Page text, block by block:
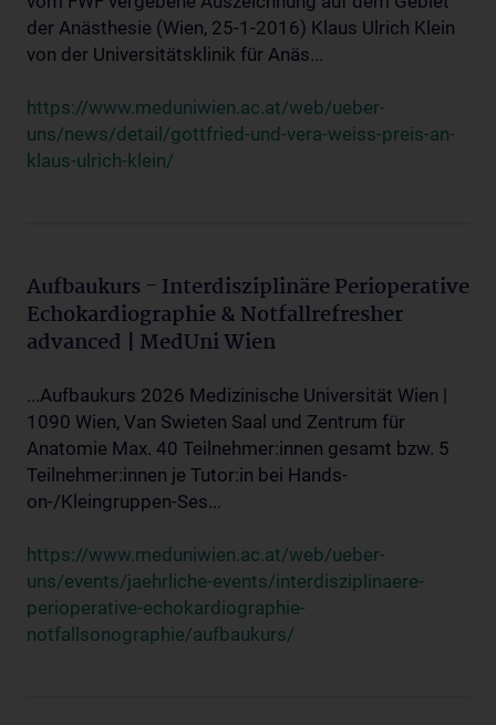
der Anästhesie (Wien, 25-1-2016) Klaus Ulrich Klein
von der Universitätsklinik für Anäs...
https://www.meduniwien.ac.at/web/ueber-
uns/news/detail/gottfried-und-vera-weiss-preis-an-
klaus-ulrich-klein/
Aufbaukurs - Interdisziplinäre Perioperative
Echokardiographie & Notfallrefresher
advanced | MedUni Wien
...Aufbaukurs 2026 Medizinische Universität Wien |
1090 Wien, Van Swieten Saal und Zentrum für
Anatomie Max. 40 Teilnehmer:innen gesamt bzw. 5
Teilnehmer:innen je Tutor:in bei Hands-
on-/Kleingruppen-Ses...
https://www.meduniwien.ac.at/web/ueber-
uns/events/jaehrliche-events/interdisziplinaere-
perioperative-echokardiographie-
notfallsonographie/aufbaukurs/